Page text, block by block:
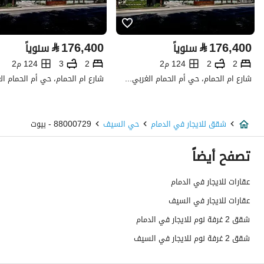
تفاصيل العقار
نوع الإعلان
استخدام العقار
-
السعر
45000
المساحة
عدد الغرف
خدمات العقار
⃁176,400 سنوياً
2
2
124 م2
شارع ام الحمام، حي أم الحمام الغربي، غرب الرياض، الرياض
⃁176,400 سنوياً
2
3 124 م2
شقق للايجار في الدمام حي السيف 88000729 - بيوت
تصفح أيضاً
عقارات للايجار في الدمام
عقارات للايجار في السيف
شقق 2 غرفة نوم للايجار في الدمام
شقق 2 غرفة نوم للايجار في السيف